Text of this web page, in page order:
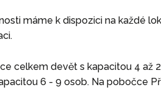
máme k dispozici na každé
celkem devět s kapacitou 4 až
6 - 9 osob. Na pobočce